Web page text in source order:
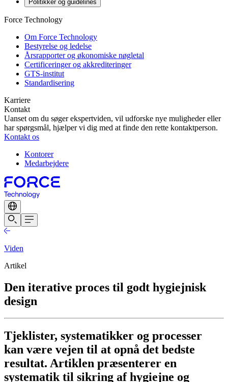
Politikker og guidelines
Force Technology
Om Force Technology
Bestyrelse og ledelse
Årsrapporter og økonomiske nøgletal
Certificeringer og akkrediteringer
GTS-institut
Standardisering
Karriere
Kontakt
Uanset om du søger ekspertviden, vil udforske nye muligheder eller
har spørgsmål, hjælper vi dig med at finde den rette kontaktperson.
Kontakt os
Kontorer
Medarbejdere
Viden
Artikel
Den iterative proces til godt hygiejnisk
design
​Tjeklister, systematikker og processer
kan være vejen til at opnå det bedste
resultat. Artiklen præsenterer en
systematik til sikring af hygiejne og